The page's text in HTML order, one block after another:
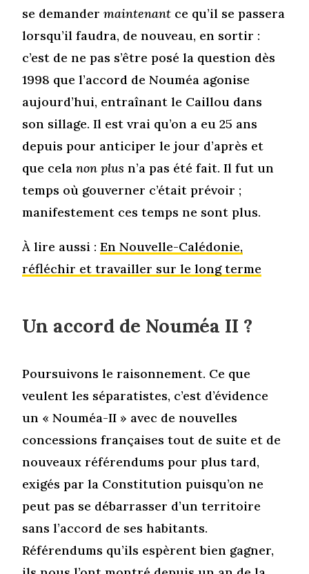
se demandermaintenant ce qu’il se passera
lorsqu’il faudra, de nouveau, en sortir :
c’est de ne pas s’être posé la question dès
1998 que l’accord de Nouméa agonise
aujourd’hui, entraînant le Caillou dans
son sillage. Il est vrai qu’on a eu 25 ans
depuis pour anticiper le jour d’après et
que celanon plus n’a pas été fait. Il fut un
temps où gouverner c’était prévoir ;
manifestement ces temps ne sont plus.
À lire aussi :En Nouvelle-Calédonie,
réfléchir et travailler sur le long terme
Un accord de Nouméa II ?
Poursuivons le raisonnement. Ce que
veulent les séparatistes, c’est d’évidence
un « Nouméa-II » avec de nouvelles
concessions françaises tout de suite et de
nouveaux référendums pour plus tard,
exigés par la Constitution puisqu’on ne
peut pas se débarrasser d’un territoire
sans l’accord de ses habitants.
Référendums qu’ils espèrent bien gagner,